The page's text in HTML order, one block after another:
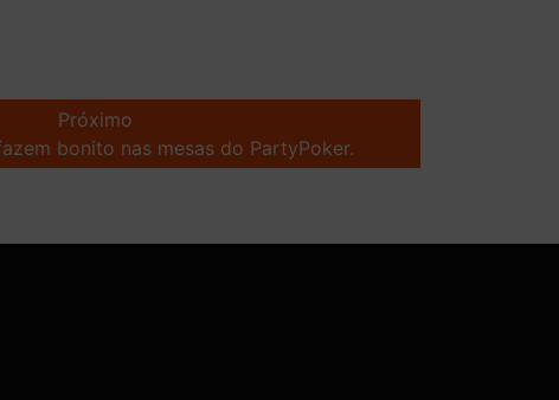
Próximo
bonito nas mesas do PartyPoker.